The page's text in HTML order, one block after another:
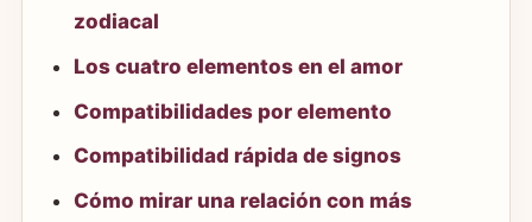
zodiacal
Los cuatro elementos en el amor
Compatibilidades por elemento
Compatibilidad rápida de signos
Cómo mirar una relación con más